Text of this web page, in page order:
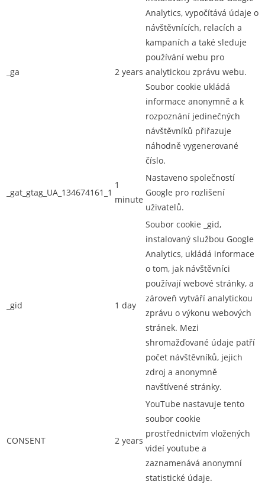
_ga 2 years
Analytics, vypočítává údaje o
návštěvnících, relacích a
kampaních a také sleduje
používání webu pro
analytickou zprávu webu.
Soubor cookie ukládá
informace anonymně a k
rozpoznání jedinečných
návštěvníků přiřazuje
náhodně vygenerované
číslo.
_gat_gtag_UA_134674161_1
1
minute
Nastaveno společností
Google pro rozlišení
uživatelů.
_gid 1 day
Soubor cookie _gid,
instalovaný službou Google
Analytics, ukládá informace
o tom, jak návštěvníci
používají webové stránky, a
zároveň vytváří analytickou
zprávu o výkonu webových
stránek. Mezi
shromažďované údaje patří
počet návštěvníků, jejich
zdroj a anonymně
navštívené stránky.
CONSENT 2 years
YouTube nastavuje tento
soubor cookie
prostřednictvím vložených
videí youtube a
zaznamenává anonymní
statistické údaje.